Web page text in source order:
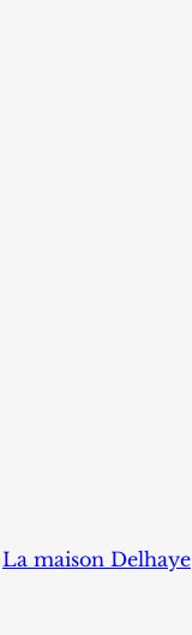
La maison Delhaye